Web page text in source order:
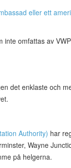
eller ett
omfattas av
det enklaste och
Authority) har
Wayne
på helgerna.